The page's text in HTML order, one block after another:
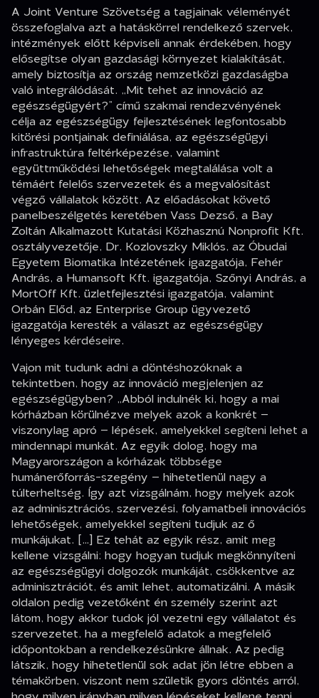
A Joint Venture Szövetség a tagjainak véleményét
összefoglalva azt a hatáskörrel rendelkező szervek,
intézmények előtt képviseli annak érdekében, hogy
elősegítse olyan gazdasági környezet kialakítását,
amely biztosítja az ország nemzetközi gazdaságba
való integrálódását. „Mit tehet az innováció az
egészségügyért?” című szakmai rendezvényének
célja az egészségügy fejlesztésének legfontosabb
kitörési pontjainak definiálása, az egészségügyi
infrastruktúra feltérképezése, valamint
együttműködési lehetőségek megtalálása volt a
témáért felelős szervezetek és a megvalósítást
végző vállalatok között. Az előadásokat követő
panelbeszélgetés keretében Vass Dezső, a Bay
Zoltán Alkalmazott Kutatási Közhasznú Nonprofit Kft.
osztályvezetője, Dr. Kozlovszky Miklós, az Óbudai
Egyetem Biomatika Intézetének igazgatója, Fehér
András, a Humansoft Kft. igazgatója, Szőnyi András, a
MortOff Kft. üzletfejlesztési igazgatója, valamint
Orbán Előd, az Enterprise Group ügyvezető
igazgatója keresték a választ az egészségügy
lényeges kérdéseire.
Vajon mit tudunk adni a döntéshozóknak a
tekintetben, hogy az innováció megjelenjen az
egészségügyben? „Abból indulnék ki, hogy a mai
kórházban körülnézve melyek azok a konkrét –
viszonylag apró – lépések, amelyekkel segíteni lehet a
mindennapi munkát. Az egyik dolog, hogy ma
Magyarországon a kórházak többsége
humánerőforrás-szegény – hihetetlenül nagy a
túlterheltség. Így azt vizsgálnám, hogy melyek azok
az adminisztrációs, szervezési, folyamatbeli innovációs
lehetőségek, amelyekkel segíteni tudjuk az ő
munkájukat. […] Ez tehát az egyik rész, amit meg
kellene vizsgálni: hogy hogyan tudjuk megkönnyíteni
az egészségügyi dolgozók munkáját, csökkentve az
adminisztrációt, és amit lehet, automatizálni. A másik
oldalon pedig vezetőként én személy szerint azt
látom, hogy akkor tudok jól vezetni egy vállalatot és
szervezetet, ha a megfelelő adatok a megfelelő
időpontokban a rendelkezésünkre állnak. Az pedig
látszik, hogy hihetetlenül sok adat jön létre ebben a
témakörben, viszont nem születik gyors döntés arról,